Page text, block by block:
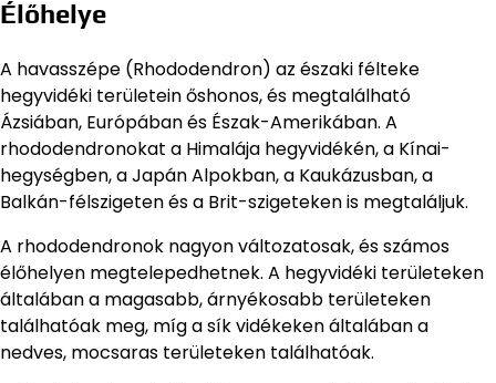
Élőhelye
A havasszépe (Rhododendron) az északi félteke
hegyvidéki területein őshonos, és megtalálható
Ázsiában, Európában és Észak-Amerikában. A
rhododendronokat a Himalája hegyvidékén, a Kínai-
hegységben, a Japán Alpokban, a Kaukázusban, a
Balkán-félszigeten és a Brit-szigeteken is megtaláljuk.
A rhododendronok nagyon változatosak, és számos
élőhelyen megtelepedhetnek. A hegyvidéki területeken
általában a magasabb, árnyékosabb területeken
találhatóak meg, míg a sík vidékeken általában a
nedves, mocsaras területeken találhatóak.